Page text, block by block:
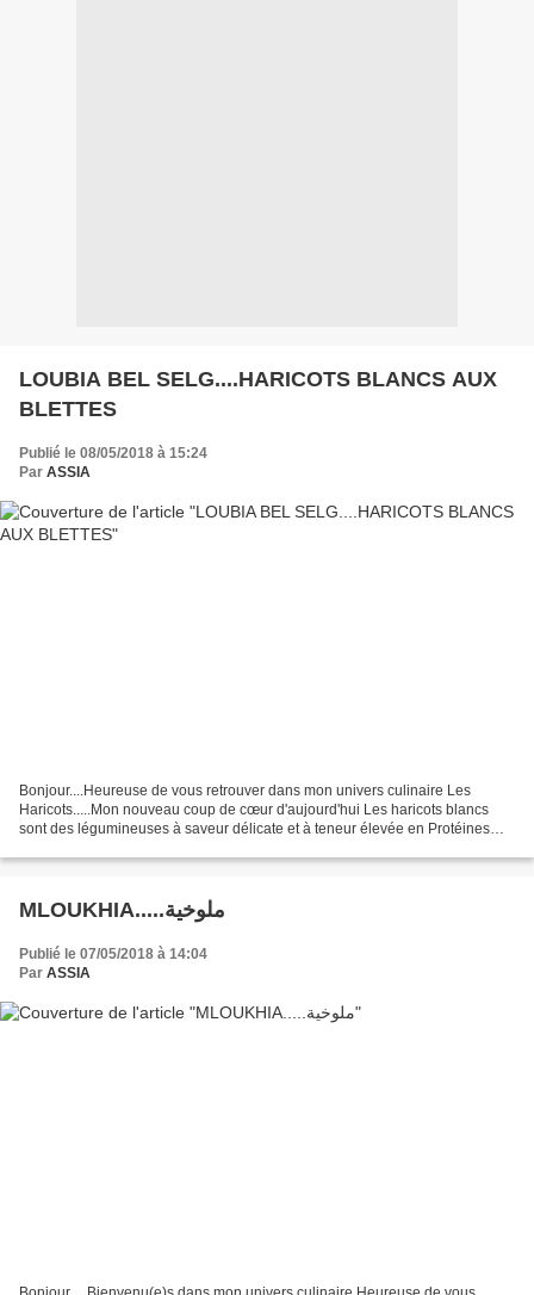
LOUBIA BEL SELG....HARICOTS BLANCS AUX
BLETTES
Publié le 08/05/2018 à 15:24
Par ASSIA
Bonjour....Heureuse de vous retrouver dans mon univers culinaire Les
Haricots.....Mon nouveau coup de cœur d'aujourd'hui Les haricots blancs
sont des légumineuses à saveur délicate et à teneur élevée en Protéines
MLOUKHIA.....ملوخية
Publié le 07/05/2018 à 14:04
Par ASSIA